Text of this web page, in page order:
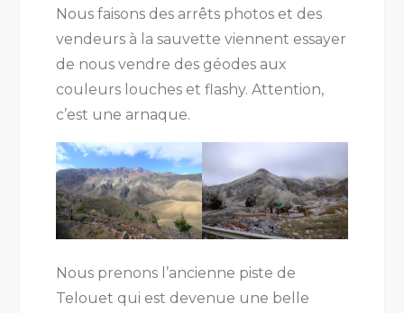
Nous faisons des arrêts photos et des
vendeurs à la sauvette viennent essayer
de nous vendre des géodes aux
couleurs louches et flashy. Attention,
c’est une arnaque.
Nous prenons l’ancienne piste de
Telouet qui est devenue une belle